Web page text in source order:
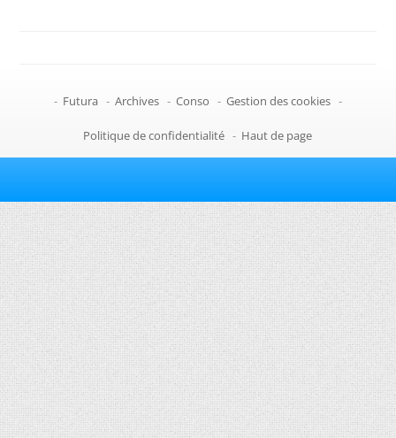
- Futura - Archives - Conso - Gestion des cookies -
Politique de confidentialité - Haut de page